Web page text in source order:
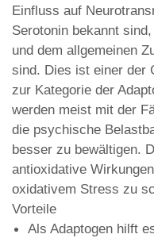
Einfluss auf
Serotonin bekannt
und dem allgemeinen
sind. Dies ist einer der
zur Kategorie der
werden meist mit der
die psychische
besser zu bewältigen.
antioxidative
oxidativem Stress zu
Vorteile
Als Adaptogen hilft